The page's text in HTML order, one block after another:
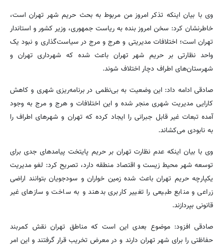
وی با بیان اینکه تذکر امروز من مربوط به بحث حریم شهر تهران است،
خاطرنشان کرد: سخن امروز بنده به ریاست جمهوری، وزیر کشور و استاندار
تهران است؛ اختلافات مدیریتی و هرج و مرج در سیاست‌گذاری و نبود یک
واحد نظارتی بر حریم شهر تهران باعث شده که شهرداری تهران و
شهرستان‌های اطراف دچار اختلاف شوند.
صادقی ادامه داد: این وضعیت به بی‌نظمی در برنامه‌ریزی شهری و کاهش
کارایی مدیریت شهری منجر شده و این اختلافات و هرج و مرج به وجود
آمده تبعات غیر قابل جبرانی را ایجاد کرده که تهران و شهرهای اطراف را
به نابودی می‌کشاند.
وی با بیان اینکه عدم نظارت تهران بر حریم پایتخت پیامدهای جدی برای
توسعه شهر محیط زیست و اقتصاد منطقه دارد، تصریح کرد: لغو مدیریت
یکپارچه حریم تهران باعث شده زمین خواران و سودجویان بتوانند اراضی
زراعی و منابع طبیعی را تغییر کاربری بدهند و به ساخت و سازهای غیر
قانونی بپردازند.
صادقی افزود: موضوع بعدی این است که مناطق تهران نقش کمربند
حفاظتی را برای شهر تهران دارند و در معرض تخریب قرار گرفتند و این امر